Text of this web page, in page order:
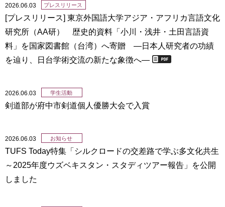
2026.06.03 プレスリリース
[プレスリリース] 東京外国語大学アジア・アフリカ言語文化
研究所（AA研） 歴史的資料「小川・浅井・土田言語資
料」を国家図書館（台湾）へ寄贈 ―日本人研究者の功績
を辿り、日台学術交流の新たな象徴へ―
2026.06.03 学生活動
剣道部が府中市剣道個人優勝大会で入賞
2026.06.03 お知らせ
TUFS Today特集「シルクロードの交差路で学ぶ多文化共生
～2025年度ウズベキスタン・スタディツアー報告」を公開
しました